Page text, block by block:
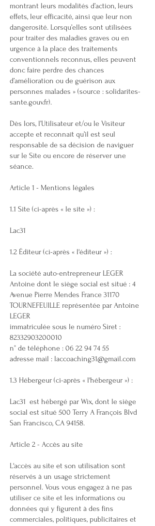
montrant leurs modalités d’action, leurs
effets, leur efficacité, ainsi que leur non
dangerosité. Lorsqu’elles sont utilisées
pour traiter des maladies graves ou en
urgence à la place des traitements
conventionnels reconnus, elles peuvent
donc faire perdre des chances
d’amélioration ou de guérison aux
personnes malades » (source : solidarites-
sante.gouv.fr).
Dès lors, l’Utilisateur et/ou le Visiteur
accepte et reconnaît qu’il est seul
responsable de sa décision de naviguer
sur le Site ou encore de réserver une
séance.
Article 1 - Mentions légales
1.1 Site (ci-après « le site ») :
Lac31
1.2 Éditeur (ci-après « l'éditeur ») :
La société auto-entrepreneur LEGER
Antoine dont le siège social est situé : 4
Avenue Pierre Mendes France 31170
TOURNEFEUILLE représentée par Antoine
LEGER
immatriculée sous le numéro Siret :
82332903200010
n° de téléphone : 06 22 94 74 55
adresse mail : laccoaching31@gmail.com
1.3 Hébergeur (ci-après « l'hébergeur ») :
Lac31 est hébergé par Wix, dont le siège
social est situé 500 Terry A François Blvd
San Francisco, CA 94158.
Article 2 - Accès au site
L'accès au site et son utilisation sont
réservés à un usage strictement
personnel. Vous vous engagez à ne pas
utiliser ce site et les informations ou
données qui y figurent à des fins
commerciales, politiques, publicitaires et